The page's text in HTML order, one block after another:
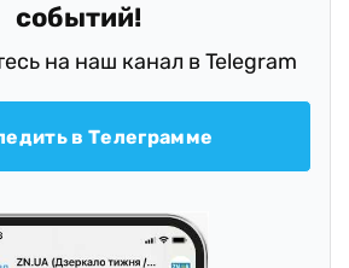
событий!
на наш канал в Telegram
в Телеграмме